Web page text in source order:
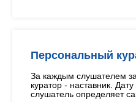
Персональный
За каждым слушателем
куратор - наставник.
слушатель определяет